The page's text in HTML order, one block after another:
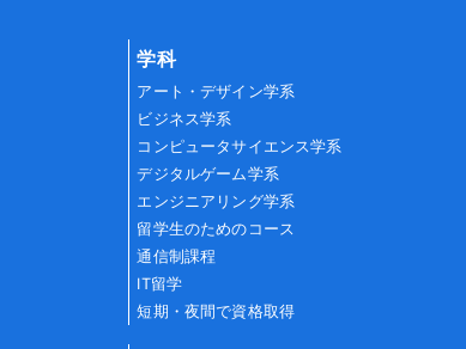
学科
アート・デザイン学系
ビジネス学系
コンピュータサイエンス学系
デジタルゲーム学系
エンジニアリング学系
留学生のためのコース
通信制課程
IT留学
短期・夜間で資格取得